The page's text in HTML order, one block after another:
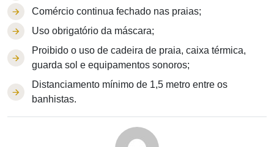
Comércio continua fechado nas praias;
Uso obrigatório da máscara;
Proibido o uso de cadeira de praia, caixa térmica,
guarda sol e equipamentos sonoros;
Distanciamento mínimo de 1,5 metro entre os
banhistas.